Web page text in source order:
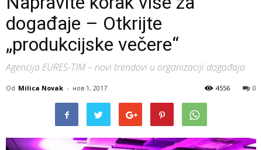
događaje – Otkrijte
„produkcijske večere“
Agencija EURES-TIM – novi trendovi u organizaciji događaja
Od Milica Novak - нов 1, 2017 0
4556